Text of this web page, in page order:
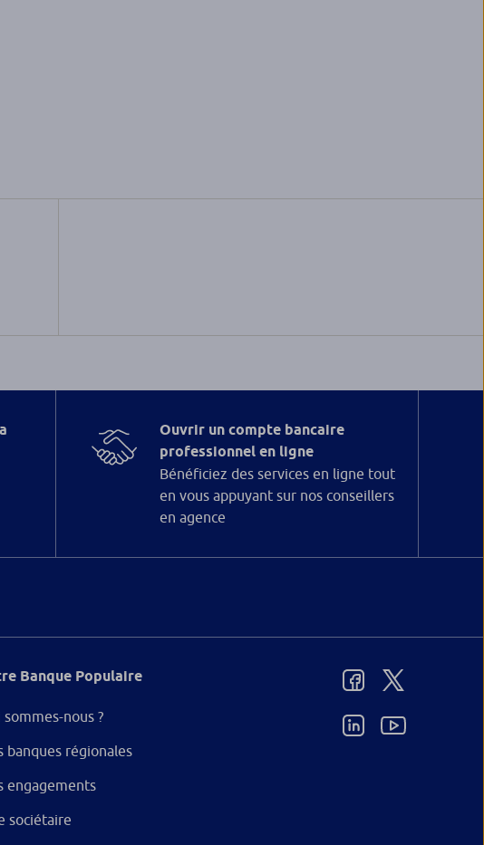
Ouvrir un compte bancaire
professionnel en ligne
Bénéficiez des services en ligne tout
en vous appuyant sur nos conseillers
en agence
Banque Populaire
sommes-nous ?
banques régionales
engagements
sociétaire